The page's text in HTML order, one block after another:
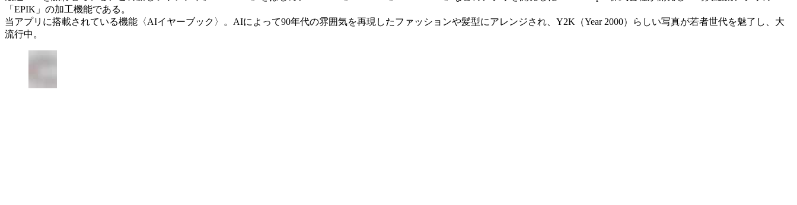
「EPIK」の加工機能である。
当アプリに搭載されている機能〈AIイヤーブック〉。AIによって90年代の雰囲気を再現したファッションや髪型にアレンジされ、Y2K（Year 2000）らしい写真が若者世代を魅了し、大
流行中。